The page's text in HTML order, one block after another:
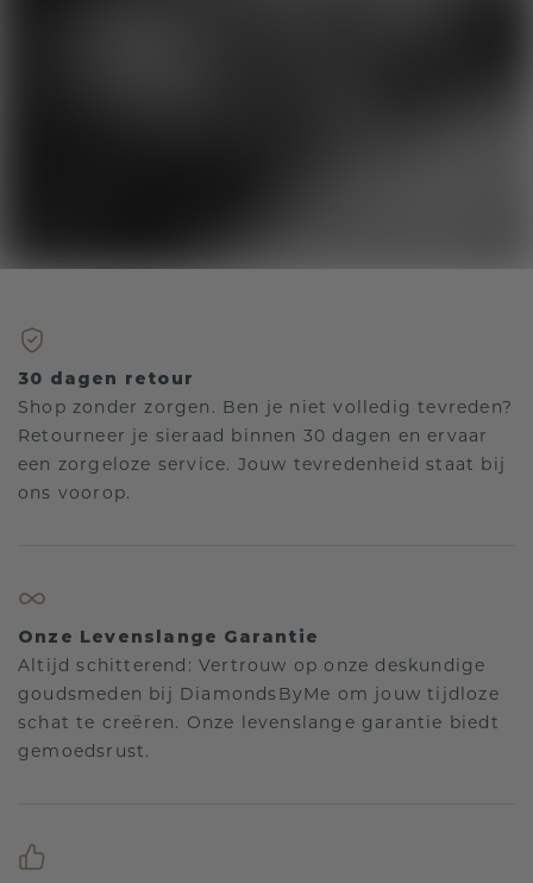
30 dagen retour
Shop zonder zorgen. Ben je niet volledig tevreden?
Retourneer je sieraad binnen 30 dagen en ervaar
een zorgeloze service. Jouw tevredenheid staat bij
ons voorop.
Onze Levenslange Garantie
Altijd schitterend: Vertrouw op onze deskundige
goudsmeden bij DiamondsByMe om jouw tijdloze
schat te creëren. Onze levenslange garantie biedt
gemoedsrust.